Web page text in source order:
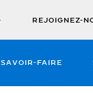
REJOIGNEZ-
SAVOIR-FAIRE